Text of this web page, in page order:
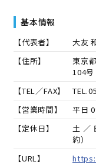
基本情報
【代表者】 大友
【住所】
東京
104号
【TEL／FAX】
TEL.
【営業時間】
平日
【定休日】
土 ／
約）
【URL】